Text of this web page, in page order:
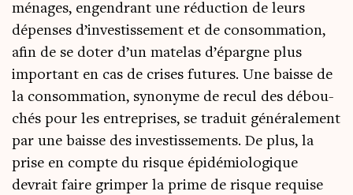
ménages, engen­drant une réduc­tion de leurs
dépenses d’investissement et de consom­ma­tion,
afin de se doter d’un mate­las d’épargne plus
impor­tant en cas de crises futures. Une baisse de
la consom­ma­tion, syno­nyme de recul des débou­
chés pour les entre­prises, se tra­duit géné­ra­le­ment
par une baisse des inves­tis­se­ments. De plus, la
prise en compte du risque épi­dé­mio­lo­gique
devrait faire grim­per la prime de risque requise